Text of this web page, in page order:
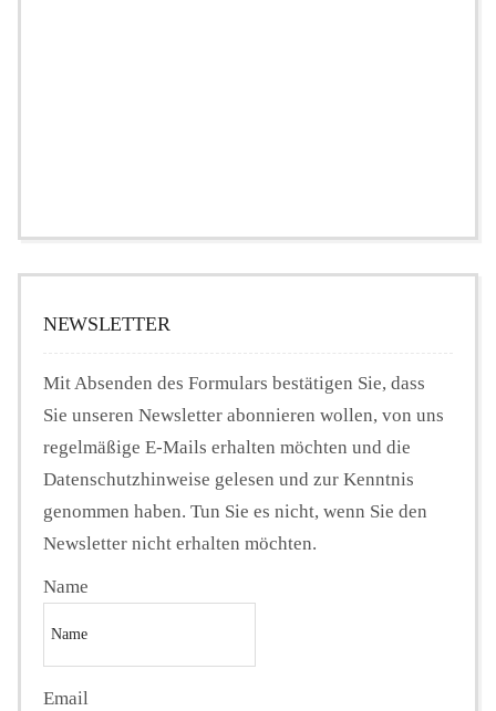
NEWSLETTER
Mit Absenden des Formulars bestätigen Sie, dass
Sie unseren Newsletter abonnieren wollen, von uns
regelmäßige E-Mails erhalten möchten und die
Datenschutzhinweise gelesen und zur Kenntnis
genommen haben. Tun Sie es nicht, wenn Sie den
Newsletter nicht erhalten möchten.
Name
Email